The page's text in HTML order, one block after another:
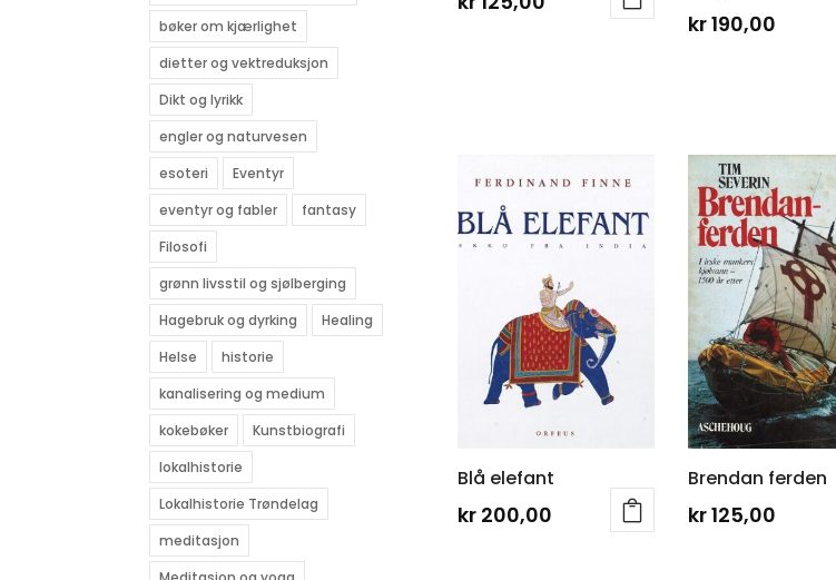
kr190,00
Blå elefant
kr 200,00
Brendan ferden
kr125,00
bøker om kjærlighet
dietter og vektreduksjon
Dikt og lyrikk
engler og naturvesen
esoteri
Eventyr
eventyr og fabler
fantasy
Filosofi
grønn livsstil og sjølberging
Hagebruk og dyrking
Healing
Helse
historie
kanalisering og medium
kokebøker
Kunstbiografi
lokalhistorie
Lokalhistorie Trøndelag
meditasjon